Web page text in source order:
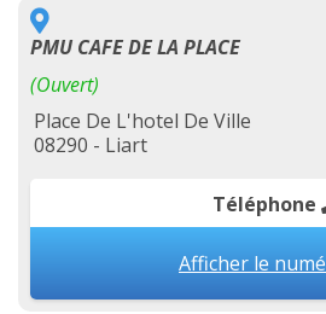
PMU CAFE DE LA PLACE
(Ouvert)
Place De L'hotel De Ville
08290 - Liart
Téléphone
Afficher le